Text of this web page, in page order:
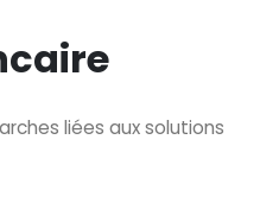
liées aux solutions